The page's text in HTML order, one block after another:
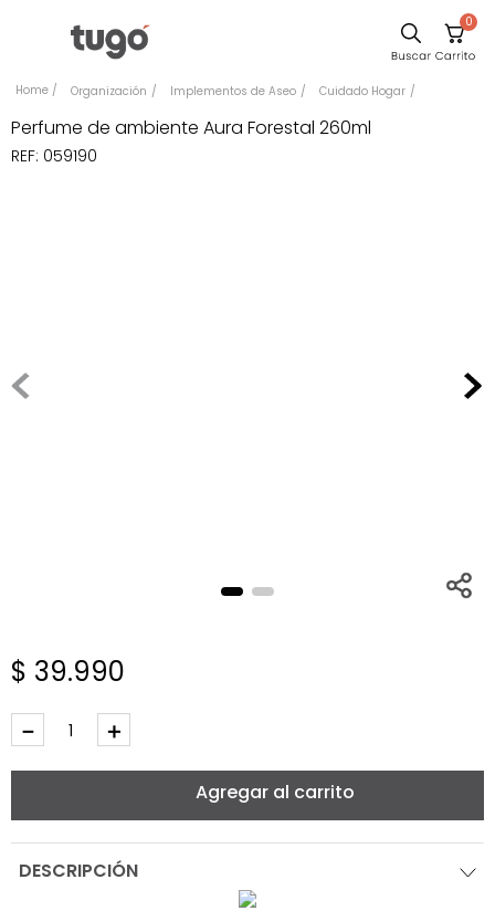
0
Organización Implementos de Aseo Cuidado Hogar
Perfume de ambiente Aura Forestal 260ml
REF: 059190
$ 39.990
＋
－
Agregar al carrito
DESCRIPCIÓN
Sillas
Escritorio